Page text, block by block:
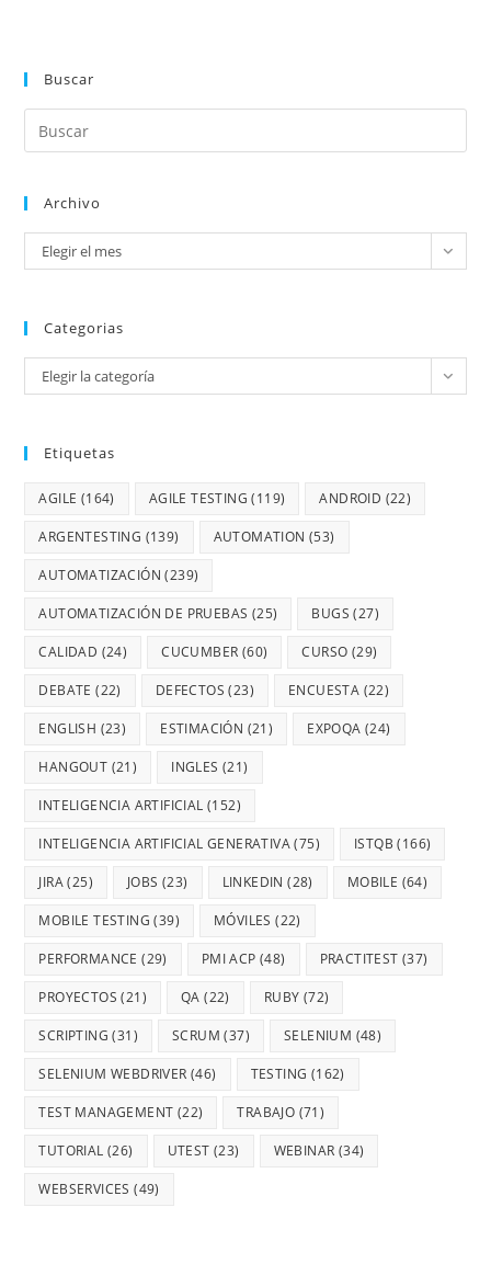
Buscar
Archivo
Elegir el mes
Categorias
Elegir la categoría
Etiquetas
AGILE (164) AGILE TESTING (119) ANDROID (22)
ARGENTESTING (139) AUTOMATION (53)
AUTOMATIZACIÓN (239)
AUTOMATIZACIÓN DE PRUEBAS (25) BUGS (27)
CALIDAD (24) CUCUMBER (60) CURSO (29)
DEBATE (22) DEFECTOS (23) ENCUESTA (22)
ENGLISH (23) ESTIMACIÓN (21) EXPOQA (24)
HANGOUT (21) INGLES (21)
INTELIGENCIA ARTIFICIAL (152)
INTELIGENCIA ARTIFICIAL GENERATIVA(75) ISTQB (166)
JIRA(25) JOBS (23) LINKEDIN (28) MOBILE (64)
MOBILE TESTING (39) MÓVILES (22)
PERFORMANCE (29) PMI ACP (48) PRACTITEST (37)
PROYECTOS (21) QA (22) RUBY (72)
SCRIPTING (31) SCRUM (37) SELENIUM (48)
SELENIUM WEBDRIVER (46) TESTING (162)
TEST MANAGEMENT (22) TRABAJO (71)
TUTORIAL (26) UTEST (23) WEBINAR (34)
WEBSERVICES (49)